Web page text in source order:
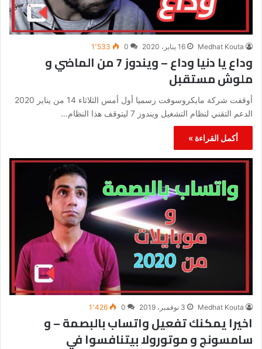
Medhat Kouta 16 يناير، 2020 0 1٬533
وداع يا دنيا وداع – ويندوز 7 من الماضي و
ملوش مستقبل
أوقفت شركة مايكروسوفت رسميا أول أمس الثلاثاء 14 من يناير 2020
الدعم التقني لنظام التشغيل ويندوز 7 ليتوقف هذا النظام…
أكمل القراءة »
Medhat Kouta 3 نوفمبر، 2019 0 1٬426
اخيرا يمكنك تفعيل واتساب بالبصمة – و
سامسونج و موتورولا بيتنافسوا في